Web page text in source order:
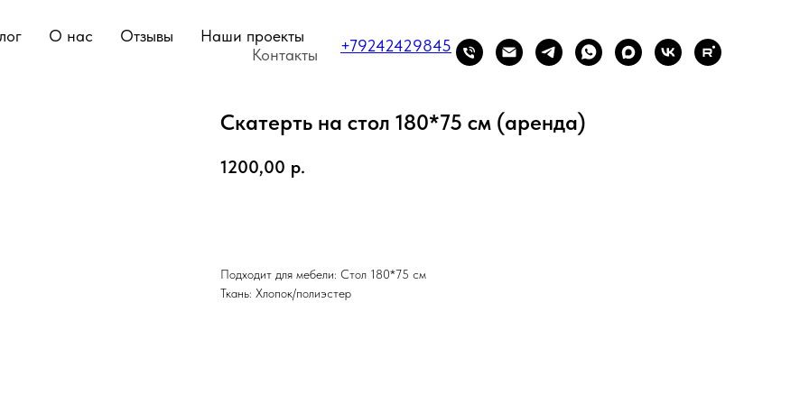
О нас Отзывы
Наши проекты
Контакты
+79242429845
Скатерть на стол 180*75 см (аренда)
1200,00 р.
Подходит для мебели: Стол 180*75 см
Ткань: Хлопок/полиэстер